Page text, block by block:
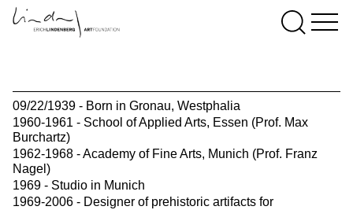
09/22/1939 - Born in Gronau, Westphalia
1960-1961 - School of Applied Arts, Essen (Prof. Max
Burchartz)
1962-1968 - Academy of Fine Arts, Munich (Prof. Franz
Nagel)
1969 - Studio in Munich
1969-2006 - Designer of prehistoric artifacts for